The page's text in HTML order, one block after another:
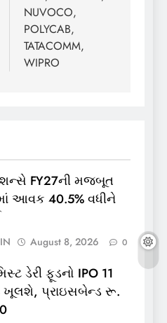
NUVOCO,
POLYCAB,
TATACOMM,
WIPRO
FY27ની મજબૂત
આવક 40.5% વધીને
August 8, 2026 0
ડેરી ફૂડનો IPO 11
પ્રાઇસબેન્ડ રૂ.